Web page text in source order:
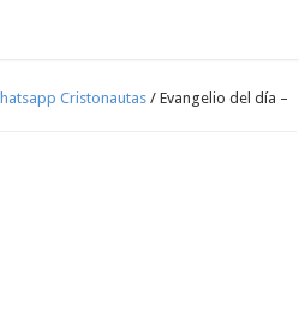
Cristonautas / Evangelio del día –